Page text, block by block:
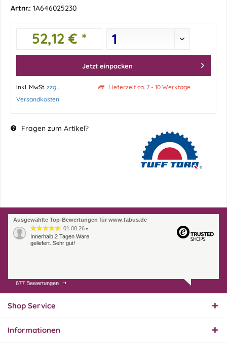
Artnr.: 1A646025230
52,12 € *
Jetzt einpacken
inkl. MwSt. zzgl.
Versandkosten
Lieferzeit ca. 7 - 10 Werktage
Fragen zum Artikel?
Ausgewählte Top-Bewertungen für www.fabus.de
01.08.26 ▼
Innerhalb 2 Tagen Ware
geliefert. Sehr gut!
31.07.26
Super schnelle Lieferung,
hervorragend. Gerne
677 Bewertungen
Shop Service
Informationen